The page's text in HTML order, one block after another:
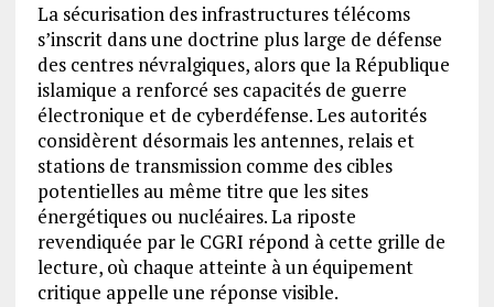
La sécurisation des infrastructures télécoms
s’inscrit dans une doctrine plus large de défense
des centres névralgiques, alors que la République
islamique a renforcé ses capacités de guerre
électronique et de cyberdéfense. Les autorités
considèrent désormais les antennes, relais et
stations de transmission comme des cibles
potentielles au même titre que les sites
énergétiques ou nucléaires. La riposte
revendiquée par le CGRI répond à cette grille de
lecture, où chaque atteinte à un équipement
critique appelle une réponse visible.